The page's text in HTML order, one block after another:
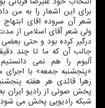
برای این اشعار را به من
شعر آن سروده اقای
ولی شعر آقای اسلامی از
درگیر کرده بود و حتی بعضی
جالب آن که ما تا چند
آلبوم را هم نمی
«پنجشنبه جمعه» با اجرای
پخش صوتی از رادیو ایران
شبکه رادیویی پخش می